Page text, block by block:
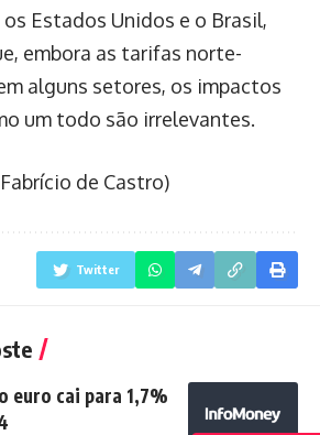
Estados Unidos e o Brasil,
embora as tarifas norte-
alguns setores, os impactos
um todo são irrelevantes.
de Castro)
Twitter
euro cai para 1,7%